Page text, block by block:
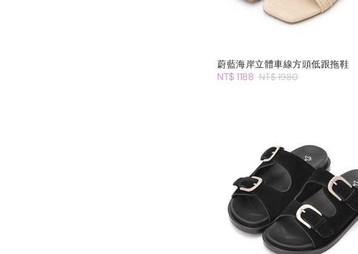
蔚藍海岸立體車線方頭低跟拖鞋
NT$ 1188 NT$ 1980